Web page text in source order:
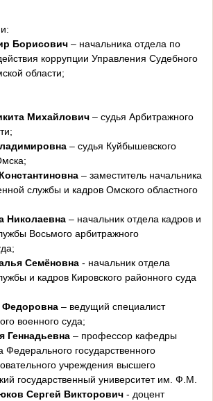
Борисович – начальника отдела по
коррупции Управления Судебного
области;
Михайлович – судья Арбитражного
– судья Куйбышевского
– заместитель начальника
службы и кадров Омского областного
Николаевна – начальник отдела кадров и
Восьмого арбитражного
Семёновна - начальник отдела
и кадров Кировского районного суда
Федоровна – ведущий специалист
военного суда;
Геннадьевна – профессор кафедры
Федерального государственного
учреждения высшего
государственный университет им. Ф.М.
Сергей Викторович - доцент